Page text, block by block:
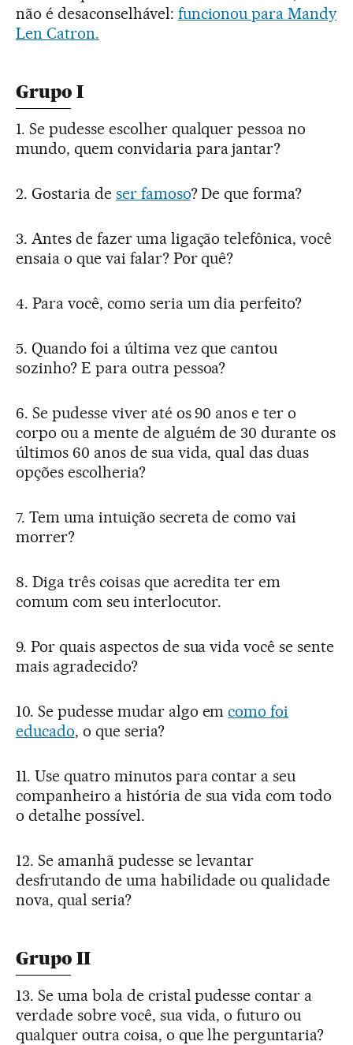
não é desaconselhável: funcionou para Mandy
Len Catron.
Grupo I
1. Se pudesse escolher qualquer pessoa no
mundo, quem convidaria para jantar?
2. Gostaria de ser famoso? De que forma?
3. Antes de fazer uma ligação telefônica, você
ensaia o que vai falar? Por quê?
4. Para você, como seria um dia perfeito?
5. Quando foi a última vez que cantou
sozinho? E para outra pessoa?
6. Se pudesse viver até os 90 anos e ter o
corpo ou a mente de alguém de 30 durante os
últimos 60 anos de sua vida, qual das duas
opções escolheria?
7. Tem uma intuição secreta de como vai
morrer?
8. Diga três coisas que acredita ter em
comum com seu interlocutor.
9. Por quais aspectos de sua vida você se sente
mais agradecido?
10. Se pudesse mudar algo emcomo foi
educado, o que seria?
11. Use quatro minutos para contar a seu
companheiro a história de sua vida com todo
o detalhe possível.
12. Se amanhã pudesse se levantar
desfrutando de uma habilidade ou qualidade
nova, qual seria?
Grupo II
13. Se uma bola de cristal pudesse contar a
verdade sobre você, sua vida, o futuro ou
qualquer outra coisa, o que lhe perguntaria?